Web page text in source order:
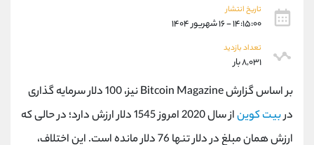
تاریخ انتشار
۱۴:۱۵:۰۰ - ۱۶ شهریور ۱۴۰۴
تعداد بازدید
۸,۰۳۱ بار
بر اساس گزارش Bitcoin Magazine نیز، 100 دلار سرمایه گذاری
دربیت کوین
از سال 2020 امروز 1545 دلار ارزش دارد؛ در حالی که
ارزش همان مبلغ در دلار تنها 76 دلار مانده است. این اختلاف،
تلگرام
داخلی
اطلاعات تماس
تلفن 021-22021030
بدون پیش شماره 90001030
اینستاگرام @alireza.mehrabii